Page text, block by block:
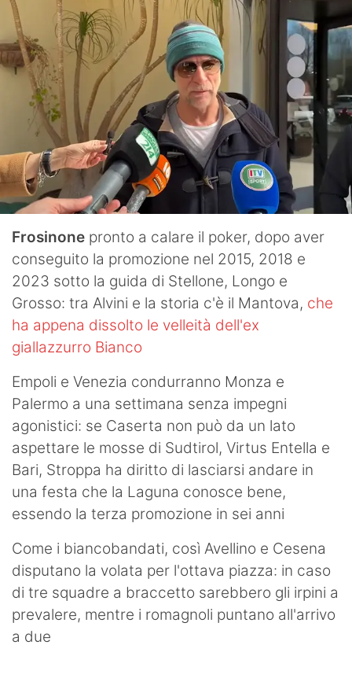
Frosinone pronto a calare il poker, dopo aver
conseguito la promozione nel 2015, 2018 e
2023 sotto la guida di Stellone, Longo e
Grosso: tra Alvini e la storia c'è il Mantova, che
ha appena dissolto le velleità dell'ex
giallazzurro Bianco
Empoli e Venezia condurranno Monza e
Palermo a una settimana senza impegni
agonistici: se Caserta non può da un lato
aspettare le mosse di Sudtirol, Virtus Entella e
Bari, Stroppa ha diritto di lasciarsi andare in
una festa che la Laguna conosce bene,
essendo la terza promozione in sei anni
Come i biancobandati, così Avellino e Cesena
disputano la volata per l'ottava piazza: in caso
di tre squadre a braccetto sarebbero gli irpini a
prevalere, mentre i romagnoli puntano all'arrivo
a due